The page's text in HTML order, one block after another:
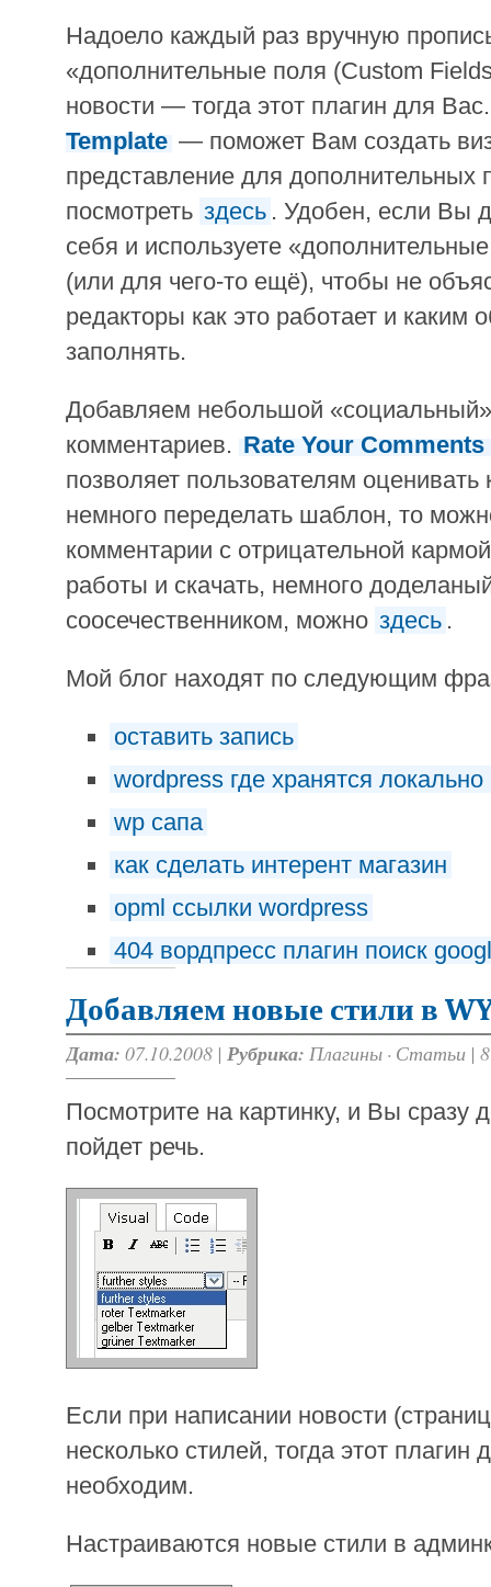
Надоело каждый раз вручную
«дополнительные поля (Custom
новости — тогда этот плагин для
Template — поможет Вам создать
представление для
посмотреть здесь . Удобен, если Вы
себя и используете
(или для чего-то ещё), чтобы не
редакторы как это работает и каким
заполнять.
Добавляем небольшой
комментариев. Rate Your
позволяет пользователям
немного переделать шаблон, то
комментарии с отрицательной
работы и скачать, немного
соосечественником, можно здесь .
Мой блог находят по следующим
оставить запись
wordpress где хранятся
wp сапа
как сделать интерент магазин
opml ссылки wordpress
404 вордпресс плагин поиск
Добавляем новые стили в
Дата: 07.10.2008 | Рубрика: Плагины · Статьи |
Посмотрите на картинку, и Вы сразу
пойдет речь.
Если при написании новости
несколько стилей, тогда этот плагин
необходим.
Настраиваются новые стили в